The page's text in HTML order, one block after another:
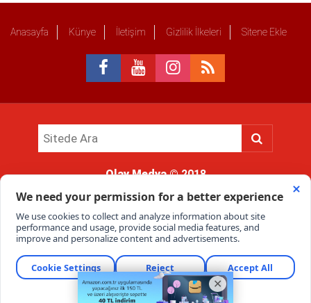
Anasayfa Künye İletişim Gizlilik İlkeleri Sitene Ekle
Olay Medya© 2018
kullanımı hukuki yaptırıma tabidir.
Haber Portalı Yazılımı